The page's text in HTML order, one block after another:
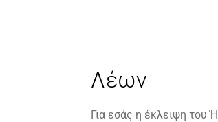
Λέων
Για εσάς η έκλειψη του